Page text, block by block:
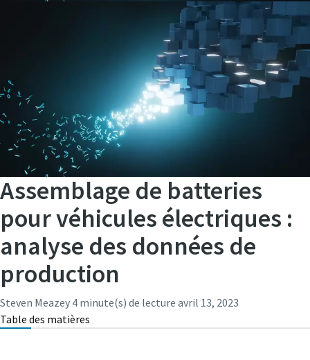
Assemblage de batteries
pour véhicules électriques :
analyse des données de
production
Steven Meazey 4 minute(s) de lecture avril 13, 2023
Table des matières